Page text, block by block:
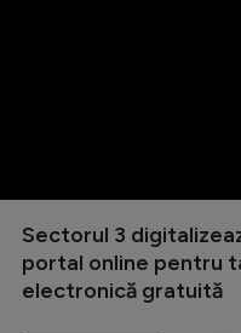
Sectorul 3
portal online pentru
electronică gratuită